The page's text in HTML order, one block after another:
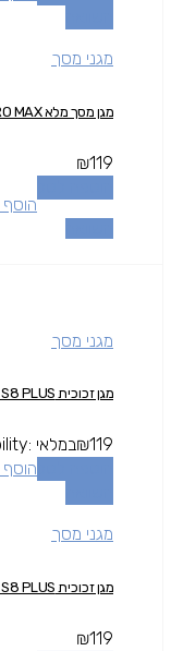
מגני מסך
מגן מסך מלא IPHONE 15 PRO MAX
₪119
הוסף
מגני מסך
מגן זכוכית IRON 3D GLUE – GALAXY S8 PLUS
₪119
במלאי
הוסף
מגני מסך
מגן זכוכית IRON 3D GLUE – GALAXY S8 PLUS
₪119